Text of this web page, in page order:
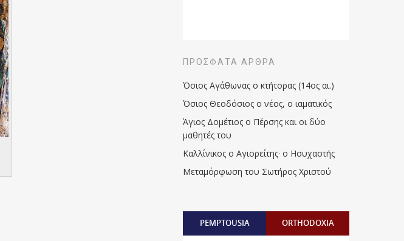
ΠΡΌΣΦΑΤΑ ΆΡΘΡΑ
Όσιος Αγάθωνας ο κτήτορας (14ος αι.)
Όσιος Θεοδόσιος ο νέος, ο ιαματικός
Άγιος Δομέτιος ο Πέρσης και οι δύο
μαθητές του
Καλλίνικος ο Αγιορείτης · ο Ησυχαστής
Μεταμόρφωση του Σωτήρος Χριστού
PEMPTOUSIA ORTHODOXIA